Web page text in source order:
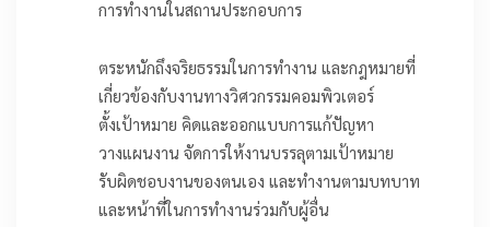
การทำงานในสถานประกอบการ
ตระหนักถึงจริยธรรมในการทำงาน และกฎหมายที่
เกี่ยวข้องกับงานทางวิศวกรรมคอมพิวเตอร์
ตั้งเป้าหมาย คิดและออกแบบการแก้ปัญหา
วางแผนงาน จัดการให้งานบรรลุตามเป้าหมาย
รับผิดชอบงานของตนเอง และทำงานตามบทบาท
และหน้าที่ในการทำงานร่วมกับผู้อื่น